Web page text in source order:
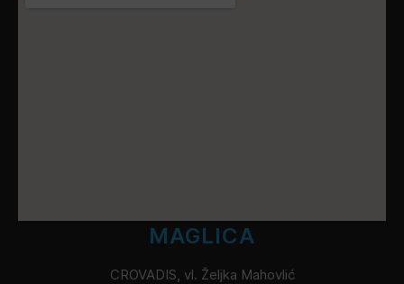
MAGLICA
CROVADIS, vl. Željka Mahovlić